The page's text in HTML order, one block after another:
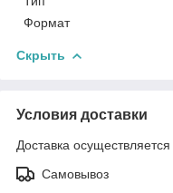
Формат
Скрыть
Условия доставки
Доставка
Самовывоз